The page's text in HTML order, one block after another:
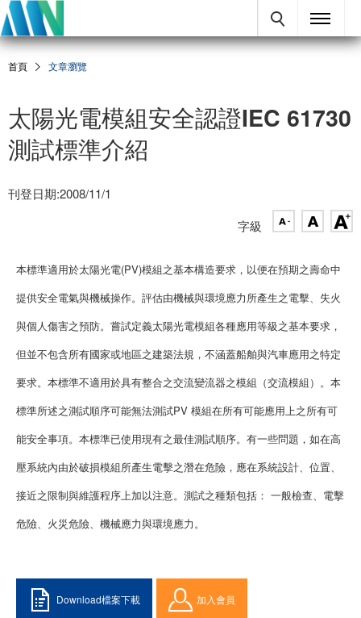
首頁 文章瀏覽
太陽光電模組安全認證IEC 61730
測試標準介紹
刊登日期:2008/11/1
字級
本標準適用於太陽光電(PV)模組之基本構造要求，以便在預期之壽命中
提供安全電氣與機械操作。評估由機械與環境應力所產生之電擊、失火
與個人傷害之預防。嘗試定義太陽光電模組各種應用等級之基本要求，
但並不包含所有國家或地區之建築法規，不涵蓋船舶與汽車應用之特定
要求。本標準不適用於具有整合之交流變流器之模組（交流模組）。本
標準所述之測試順序可能無法測試PV 模組在所有可能應用上之所有可
能安全事項。本標準已使用現有之最佳測試順序。有一些問題，如在高
壓系統內由於破損模組所產生電擊之潛在危險，應在系統設計、位置、
接近之限制與維護程序上加以注意。測試之種類包括： 一般檢查、電擊
危險、火災危險、機械應力與環境應力。
Download檔案下載 加入會員